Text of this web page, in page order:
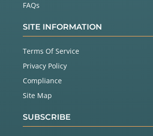
FAQs
SITE INFORMATION
Terms Of Service
Privacy Policy
Compliance
Site Map
SUBSCRIBE